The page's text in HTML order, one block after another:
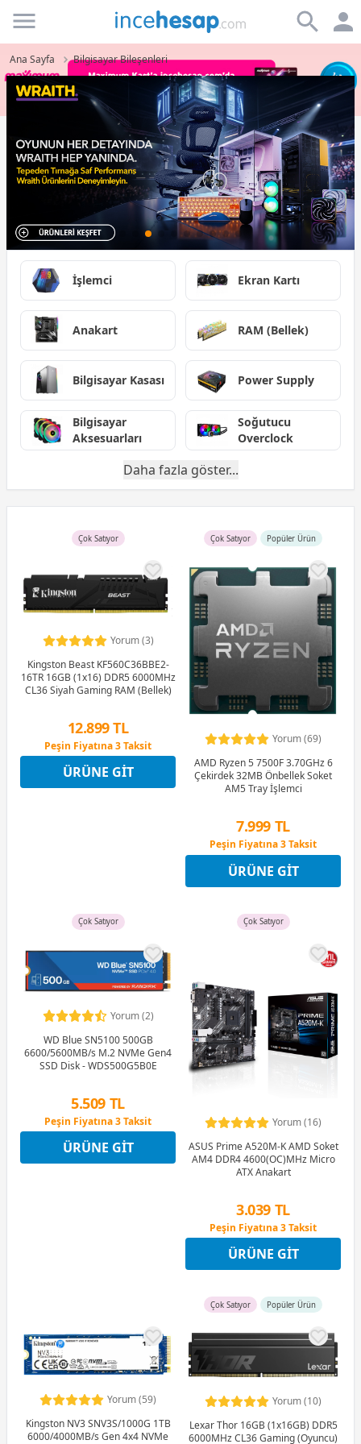
Incehesap
Ana Sayfa Bilgisayar Bileşenleri
İşlemci Ekran Kartı
Anakart RAM (Bellek)
Bilgisayar Kasası Power Supply
Bilgisayar
Aksesuarları
Soğutucu
Overclock
Daha fazla göster...
Çok Satıyor
Yorum (3)
Kingston Beast KF560C36BBE2-
16TR 16GB (1x16) DDR5 6000MHz
CL36 Siyah Gaming RAM (Bellek)
12.899 TL
Peşin Fiyatına 3 Taksit
12 Ay x 1.517 TL taksitle
Peşin Fiyatına 3 Taksit
ÜRÜNE GIT
Çok Satıyor Popüler Ürün
Yorum (69)
AMD Ryzen 5 7500F 3.70GHz 6
Çekirdek 32MB Önbellek Soket
AM5 Tray İşlemci
7.999 TL
Peşin Fiyatına 3 Taksit
12 Ay x 941 TL taksitle
Peşin Fiyatına 3 Taksit
ÜRÜNE GIT
Çok Satıyor
Yorum (2)
WD Blue SN5100 500GB
6600/5600MB/s M.2 NVMe Gen4
SSD Disk - WDS500G5B0E
5.509 TL
Peşin Fiyatına 3 Taksit
12 Ay x 648 TL taksitle
Peşin Fiyatına 3 Taksit
ÜRÜNE GIT
Çok Satıyor
Yorum (16)
ASUS Prime A520M-K AMD Soket
AM4 DDR4 4600(OC)MHz Micro
ATX Anakart
3.039 TL
Peşin Fiyatına 3 Taksit
12 Ay x 357 TL taksitle
Peşin Fiyatına 3 Taksit
ÜRÜNE GIT
Yorum (59)
Kingston NV3 SNV3S/1000G 1TB
6000/4000MB/s Gen 4x4 NVMe
Çok Satıyor Popüler Ürün
Yorum (10)
Lexar Thor 16GB (1x16GB) DDR5
6000MHz CL36 Gaming (Oyuncu)